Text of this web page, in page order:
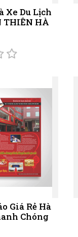
Xe Du Lịch
THIÊN HÀ
Giá Rẻ Hà
Chóng